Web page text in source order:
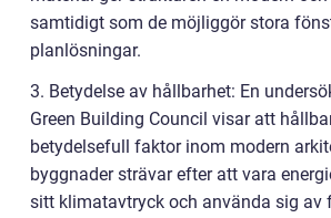
samtidigt som de möjliggör stora
planlösningar.
3. Betydelse av hållbarhet: En
Green Building Council visar att
betydelsefull faktor inom modern
byggnader strävar efter att vara
sitt klimatavtryck och använda sig av